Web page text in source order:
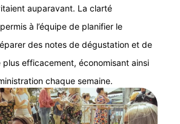
auparavant. La clarté
à l’équipe de planifier le
des notes de dégustation et de
plus efficacement, économisant ainsi
chaque semaine.